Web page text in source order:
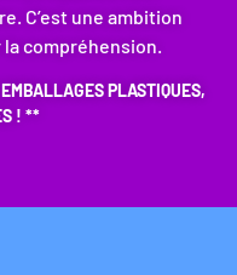
C’est une ambition
compréhension.
PLASTIQUES,
! **